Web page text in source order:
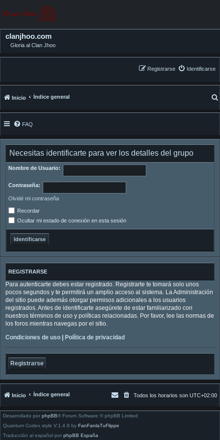
clanjhoo.com
Gloria al Clan Jhoo
Identificarse
Registrarse
Inicio Índice general
FAQ
Necesitas identificarte para ver los detalles del grupo
Nombre de Usuario:
Contraseña:
Olvidé mi contraseña
Recordar
Ocultar mi estado de conexión en esta sesión
REGISTRARSE
Para autenticarte debes estar registrado. Registrarte te tomará solo unos
pocos segundos y te permitirá un amplio acceso al sistema. La Administración
del sitio puede además otorgar permisos adicionales a los usuarios
registrados. Antes de identificarte asegúrete de estar familiarizado con
nuestros términos de uso y políticas relacionadas. Por favor, lee las normas de
los foros mientras navegas por el sitio.
Condiciones de uso
Política de privacidad
Registrarse
Inicio Índice general Todos los horarios son UTC+02:00
Desarrollado por phpBB® Forum Software © phpBB Limited
Quantum Codex style V.1.4.9 by FanFanlaTuFlippe
Traducción al español por phpBB España